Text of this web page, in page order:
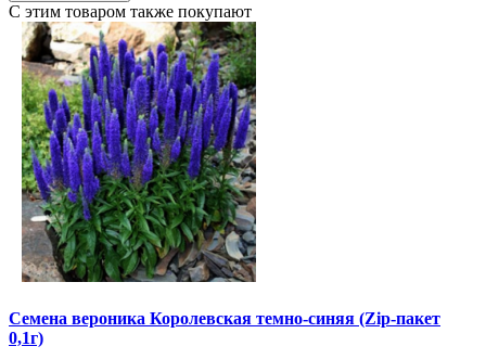
С этим товаром также покупают
Семена вероника Королевская темно-синяя (Zip-пакет
0,1г)